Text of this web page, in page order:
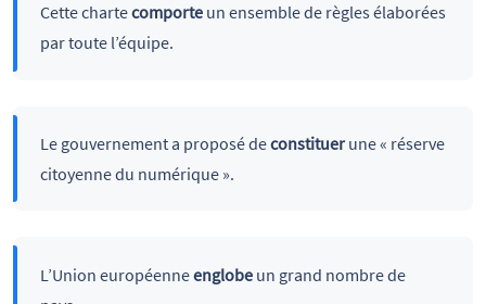
Cette chartecomporteun ensemble de règles élaborées
par toute l’équipe.
Le gouvernement a proposé deconstituerune « réserve
citoyenne du numérique ».
L’Union européenneenglobeun grand nombre de